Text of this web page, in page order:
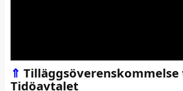
⇑
Tidöavtalet